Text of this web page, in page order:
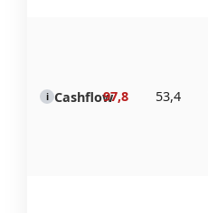
i Cashflow97,8 53,4